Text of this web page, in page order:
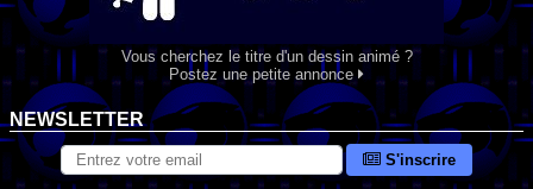
Vous cherchez le titre d'un dessin animé ?
Postez une petite annonce
NEWSLETTER
S'inscrire